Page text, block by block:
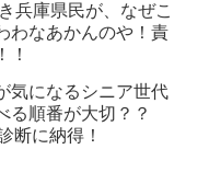
兵庫県民が、なぜこ
わなあかんのや！責
！
気になるシニア世代
る順番が大切？？
断に納得！